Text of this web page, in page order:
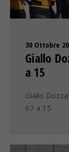
30 Ottobre
Giallo
a 15
Giallo
67 a 15